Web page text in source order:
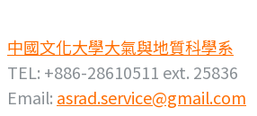
中國文化大學大氣與地質科學系
TEL: +886-28610511 ext. 25836
Email: asrad.service@gmail.com